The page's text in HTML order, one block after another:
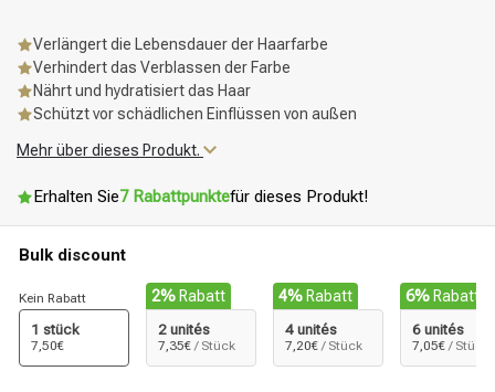
Verlängert die Lebensdauer der Haarfarbe
Verhindert das Verblassen der Farbe
Nährt und hydratisiert das Haar
Schützt vor schädlichen Einflüssen von außen
Mehr über dieses Produkt.
Erhalten Sie7 Rabattpunktefür dieses Produkt!
Bulk discount
Kein Rabatt
1 stück
7,50€
2% Rabatt
2 unités
7,35€ / Stück
4% Rabatt
4 unités
7,20€ / Stück
6% Rabatt
6 unités
7,05€ / Stück